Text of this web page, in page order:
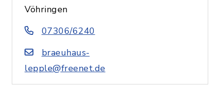
Vöhringen
07306/6240
braeuhaus-
lepple@freenet.de